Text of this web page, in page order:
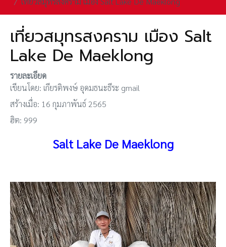
เที่ยวสมุทรสงคราม เมือง Salt
Lake De Maeklong
รายละเอียด
เขียนโดย: เกียรติพงษ์ อุดมธนะธีระ gmail
สร้างเมื่อ: 16 กุมภาพันธ์ 2565
ฮิต: 999
Salt Lake De Maeklong